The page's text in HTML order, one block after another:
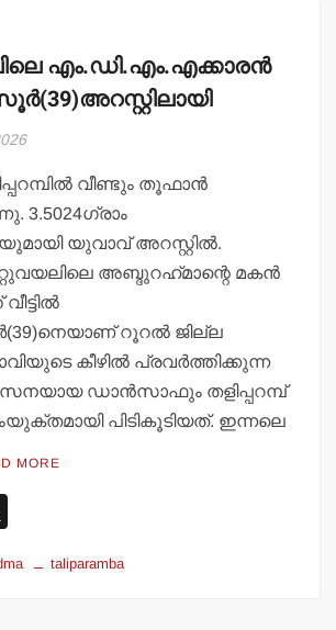
എം.ഡി.എം.എക്കാരന്‍
വീണ്ടും തൂഫാന്‍
യുവാവ് അറസ്റ്റില്‍.
അബ്ദുറഹ്‌മാന്റെ മകന്‍
റൂറല്‍ ജില്ല
കീഴില്‍ പ്രവര്‍ത്തിക്കുന്ന
ഡാന്‍സാഫും തളിപ്പറമ്പ്
പിടികൂടിയത്. ഇന്നലെ
MORE
taliparamba